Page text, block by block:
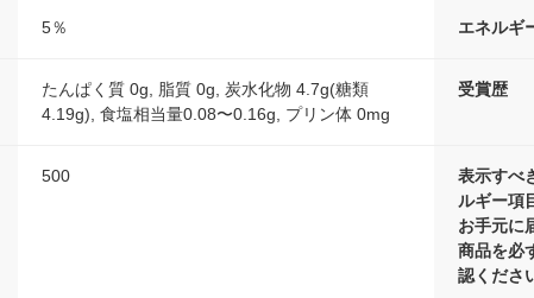
5％ エネルギ
たんぱく質 0g, 脂質 0g, 炭水化物 4.7g(糖類
4.19g), 食塩相当量0.08〜0.16g, プリン体 0mg
受賞歴
500
表示すべ
ルギー
お手元に
商品を必
認くださ